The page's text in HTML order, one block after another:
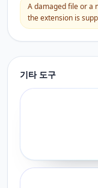
A damaged file or a
the extension is
기타 도구